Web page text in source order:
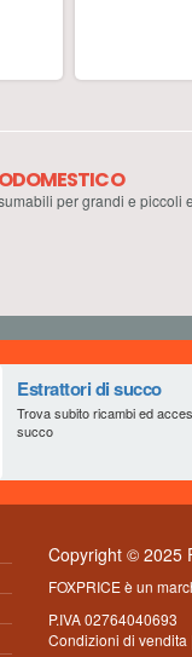
per grandi e piccoli
Estrattori di succo
Trova subito ricambi ed
succo
Copyright © 2025
FOXPRICE è un
P.IVA 02764040693
Condizioni di vendita